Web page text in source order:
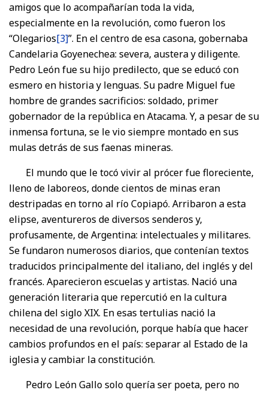
amigos que lo acompañarían toda la vida,
especialmente en la revolución, como fueron los
“Olegarios[3]”. En el centro de esa casona, gobernaba
Candelaria Goyenechea: severa, austera y diligente.
Pedro León fue su hijo predilecto, que se educó con
esmero en historia y lenguas. Su padre Miguel fue
hombre de grandes sacrificios: soldado, primer
gobernador de la república en Atacama. Y, a pesar de su
inmensa fortuna, se le vio siempre montado en sus
mulas detrás de sus faenas mineras.
El mundo que le tocó vivir al prócer fue floreciente,
lleno de laboreos, donde cientos de minas eran
destripadas en torno al río Copiapó. Arribaron a esta
elipse, aventureros de diversos senderos y,
profusamente, de Argentina: intelectuales y militares.
Se fundaron numerosos diarios, que contenían textos
traducidos principalmente del italiano, del inglés y del
francés. Aparecieron escuelas y artistas. Nació una
generación literaria que repercutió en la cultura
chilena del siglo XIX. En esas tertulias nació la
necesidad de una revolución, porque había que hacer
cambios profundos en el país: separar al Estado de la
iglesia y cambiar la constitución.
Pedro León Gallo solo quería ser poeta, pero no